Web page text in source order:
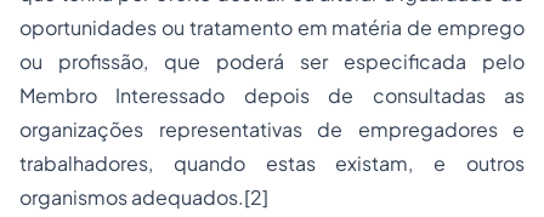
oportunidades ou tratamento em matéria de emprego
ou profissão, que poderá ser especificada pelo
Membro Interessado depois de consultadas as
organizações representativas de empregadores e
trabalhadores, quando estas existam, e outros
organismos adequados.[2]